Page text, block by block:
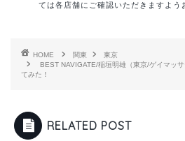
ては各店舗にご確認いただきますよう
HOME 関東
東京
BEST NAVIGATE/稲垣明雄（東京/ゲイマッ
てみた！
RELATED POST